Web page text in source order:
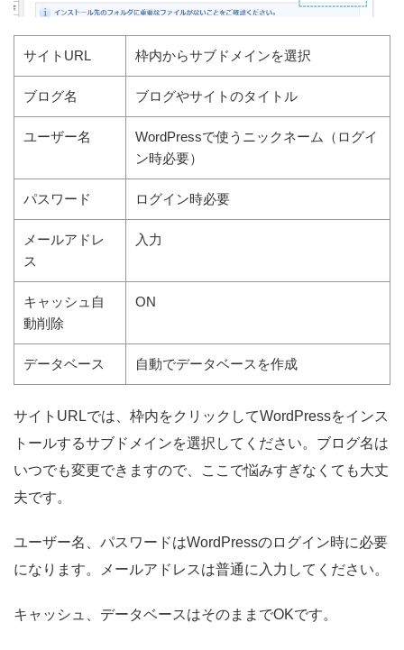
サイトURL 枠内からサブドメインを選択
ブログ名 ブログやサイトのタイトル
ユーザー名
WordPressで使うニックネーム（ログイ
ン時必要）
パスワード ログイン時必要
メールアドレ
ス
入力
キャッシュ自
動削除
ON
データベース 自動でデータベースを作成
サイトURLでは、枠内をクリックしてWordPressをインス
トールするサブドメインを選択してください。ブログ名は
いつでも変更できますので、ここで悩みすぎなくても大丈
夫です。
ユーザー名、パスワードはWordPressのログイン時に必要
になります。メールアドレスは普通に入力してください。
キャッシュ、データベースはそのままでOKです。